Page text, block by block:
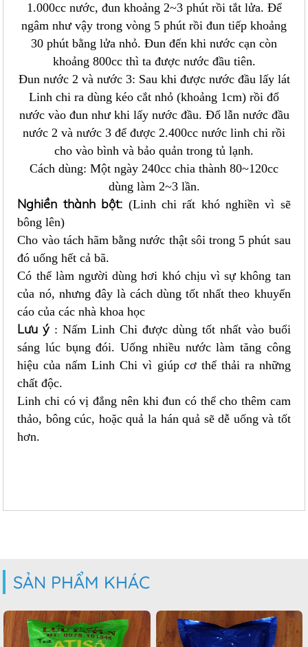
1.000cc nước, đun khoảng 2~3 phút rồi tắt lửa. Để
ngâm như vậy trong vòng 5 phút rồi đun tiếp khoảng
30 phút bằng lửa nhỏ. Đun đến khi nước cạn còn
khoảng 800cc thì ta được nước đầu tiên.
Đun nước 2 và nước 3: Sau khi được nước đầu lấy lát
Linh chi ra dùng kéo cắt nhỏ (khoảng 1cm) rồi đổ
nước vào đun như khi lấy nước đầu. Đổ lẫn nước đầu
nước 2 và nước 3 để được 2.400cc nước linh chi rồi
cho vào bình và bảo quản trong tủ lạnh.
Cách dùng: Một ngày 240cc chia thành 80~120cc
dùng làm 2~3 lần.
Nghiền thành bột: (Linh chi rất khó nghiền vì sẽ
bông lên)
Cho vào tách hãm bằng nước thật sôi trong 5 phút sau
đó uống hết cả bã.
Có thể làm người dùng hơi khó chịu vì sự không tan
của nó, nhưng đây là cách dùng tốt nhất theo khuyến
cáo của các nhà khoa học
Lưu ý: Nấm Linh Chi được dùng tốt nhất vào buổi
sáng lúc bụng đói. Uống nhiều nước làm tăng công
hiệu của nấm Linh Chi vì giúp cơ thể thải ra những
chất độc.
Linh chi có vị đắng nên khi đun có thể cho thêm cam
thảo, bông cúc, hoặc quả la hán quả sẽ dễ uống và tốt
hơn.
SẢN PHẨM KHÁC